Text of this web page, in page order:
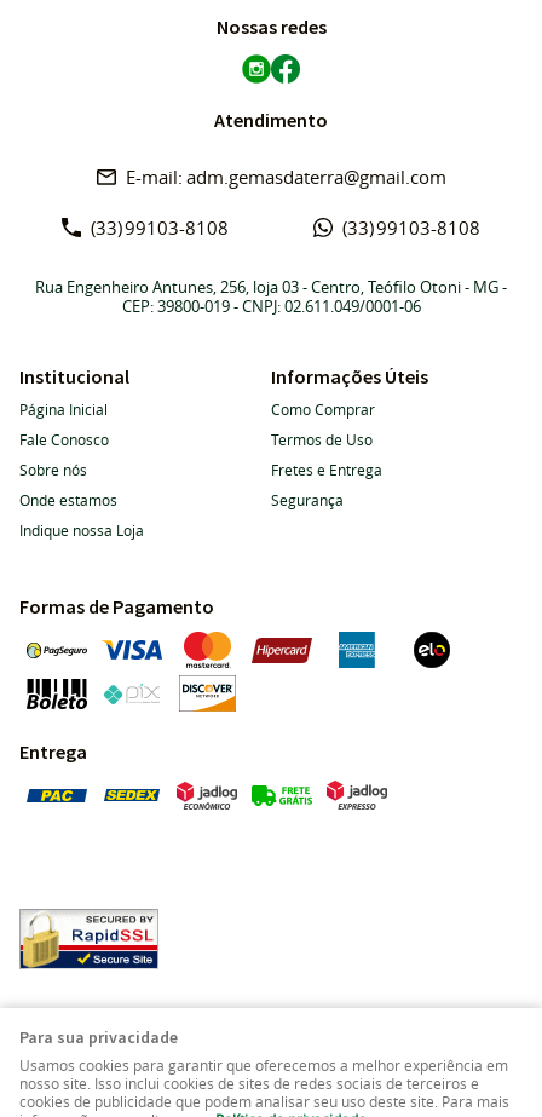
Nossas redes
Atendimento
(33)99103-8108 (33)99103-8108
adm.gemasdaterra@gmail.com
Rua Engenheiro Antunes, 256, loja 03-Centro, Teófilo Otoni- MG-
CEP: 39800-019- CNPJ: 02.611.049/0001-06
Institucional
Página Inicial
Fale Conosco
Sobre nós
Onde estamos
Indique nossa Loja
Informações Úteis
Como Comprar
Termos de Uso
Fretes e Entrega
Segurança
Formas de Pagamento
Entrega
LOJA VIRTUAL CRIADA POR
Para sua privacidade
Usamos cookies para garantir que oferecemos a melhor experiência em
nosso site. Isso inclui cookies de sites de redes sociais de terceiros e
cookies de publicidade que podem analisar seu uso deste site. Para mais